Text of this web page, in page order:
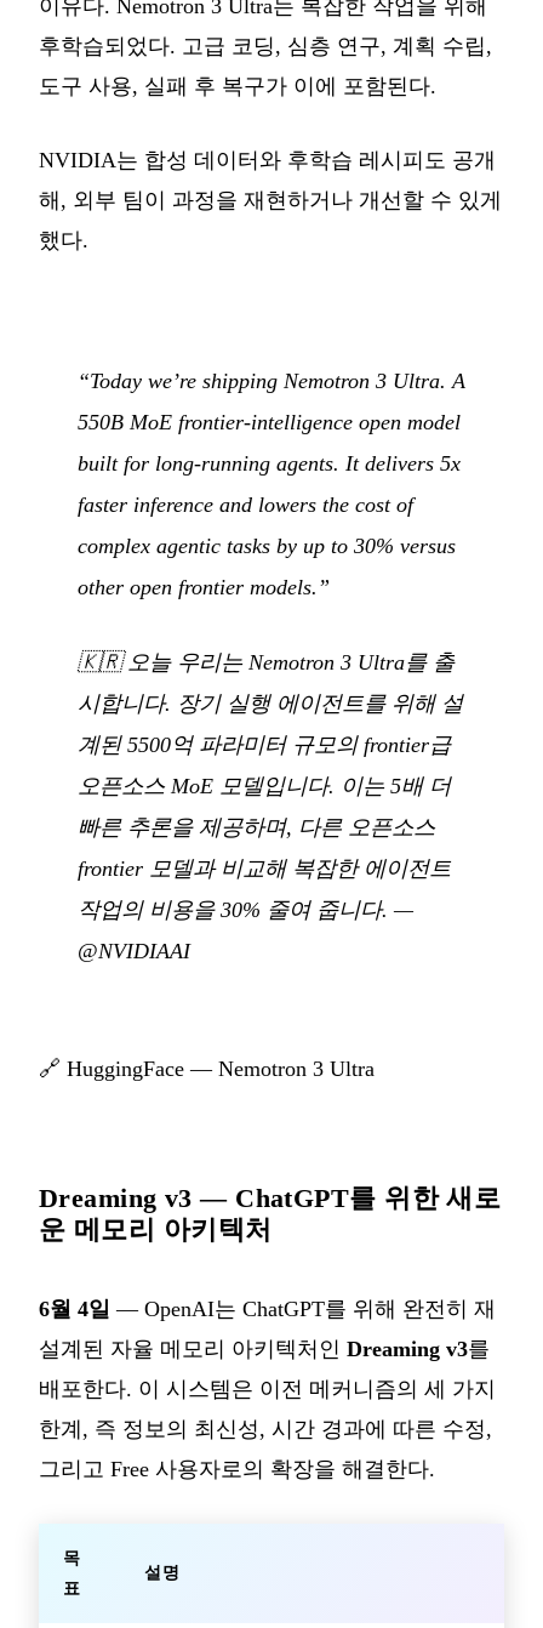
이유다. Nemotron 3 Ultra는 복잡한 작업을 위해
후학습되었다. 고급 코딩, 심층 연구, 계획 수립,
도구 사용, 실패 후 복구가 이에 포함된다.
NVIDIA는 합성 데이터와 후학습 레시피도 공개
해, 외부 팀이 과정을 재현하거나 개선할 수 있게
했다.
“Today we’re shipping Nemotron 3 Ultra. A
550B MoE frontier-intelligence open model
built for long-running agents. It delivers 5x
faster inference and lowers the cost of
complex agentic tasks by up to 30% versus
other open frontier models.”
🇰🇷오늘 우리는 Nemotron 3 Ultra를 출
시합니다. 장기 실행 에이전트를 위해 설
계된 5500억 파라미터 규모의 frontier급
오픈소스 MoE 모델입니다. 이는 5배 더
빠른 추론을 제공하며, 다른 오픈소스
frontier 모델과 비교해 복잡한 에이전트
작업의 비용을 30% 줄여 줍니다. —
@NVIDIAAI
🔗 HuggingFace — Nemotron 3 Ultra
Dreaming v3 — ChatGPT를 위한 새로
운 메모리 아키텍처
6월 4일 — OpenAI는 ChatGPT를 위해 완전히 재
설계된 자율 메모리 아키텍처인 Dreaming v3를
배포한다. 이 시스템은 이전 메커니즘의 세 가지
한계, 즉 정보의 최신성, 시간 경과에 따른 수정,
그리고 Free 사용자로의 확장을 해결한다.
목
표
설명